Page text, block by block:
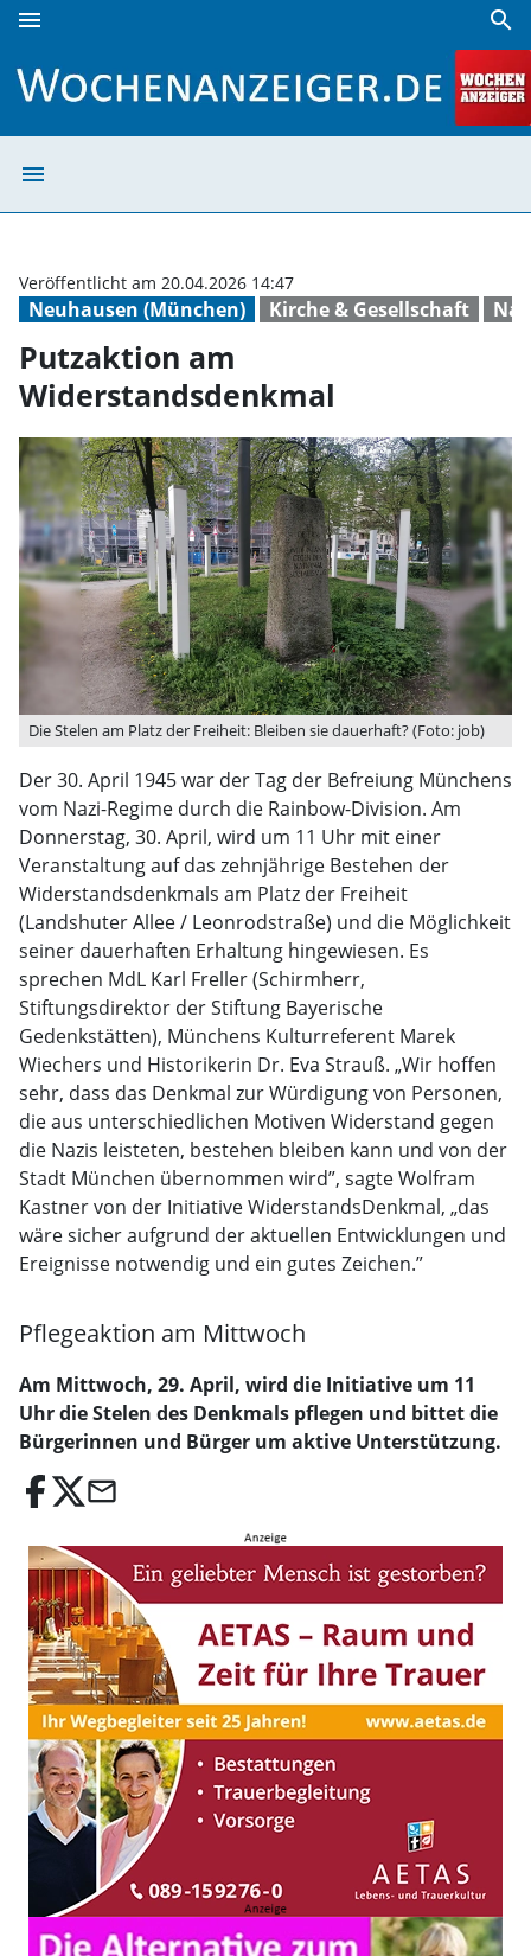
menu search
menu
Neuhausen (München) Kirche & Gesellschaft
Veröffentlicht am 20.04.2026 14:47
Putzaktion am
Widerstandsdenkmal
Die Stelen am Platz der Freiheit: Bleiben sie dauerhaft? (Foto: job)
Der 30. April 1945 war der Tag der Befreiung Münchens
vom Nazi-Regime durch die Rainbow-Division. Am
Donnerstag, 30. April, wird um 11 Uhr mit einer
Veranstaltung auf das zehnjährige Bestehen der
Widerstandsdenkmals am Platz der Freiheit
(Landshuter Allee / Leonrodstraße) und die Möglichkeit
seiner dauerhaften Erhaltung hingewiesen. Es
sprechen MdL Karl Freller (Schirmherr,
Stiftungsdirektor der Stiftung Bayerische
Gedenkstätten), Münchens Kulturreferent Marek
Wiechers und Historikerin Dr. Eva Strauß. „Wir hoffen
sehr, dass das Denkmal zur Würdigung von Personen,
die aus unterschiedlichen Motiven Widerstand gegen
die Nazis leisteten, bestehen bleiben kann und von der
Stadt München übernommen wird”, sagte Wolfram
Kastner von der Initiative WiderstandsDenkmal, „das
wäre sicher aufgrund der aktuellen Entwicklungen und
Ereignisse notwendig und ein gutes Zeichen.”
Pflegeaktion am Mittwoch
Am Mittwoch, 29. April, wird die Initiative um 11
Uhr die Stelen des Denkmals pflegen und bittet die
Bürgerinnen und Bürger um aktive Unterstützung.
email